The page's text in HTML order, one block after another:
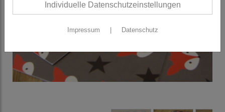
Individuelle Datenschutzeinstellungen
Impressum Datenschutz